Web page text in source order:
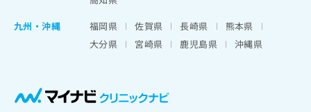
九州・沖縄
福岡県 佐賀県 長崎県
熊本県
大分県
宮崎県 鹿児島県 沖縄県